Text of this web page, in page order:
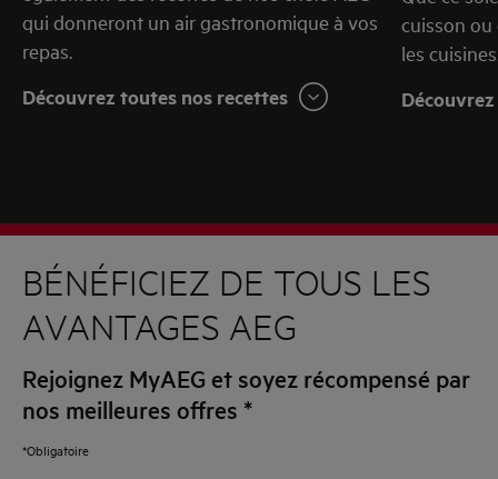
qui donneront un air gastronomique à vos
repas.
Découvrez toutes nos recettes
cuisson
les
BÉNÉFICIEZ DE TOUS LES
AVANTAGES AEG
Rejoignez MyAEG et soyez récompensé par
nos meilleures offres *
*Obligatoire